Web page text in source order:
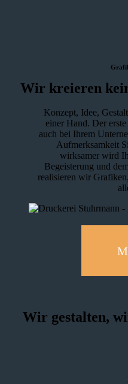
Wir kreieren
Konzept, Idee,
einer Hand. Der
auch bei Ihrem
Aufmerksamkeit
wirksamer wird
Begeisterung und
realisieren wir
Wir gestalten,